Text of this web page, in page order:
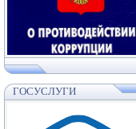
ГОСУСЛУГИ